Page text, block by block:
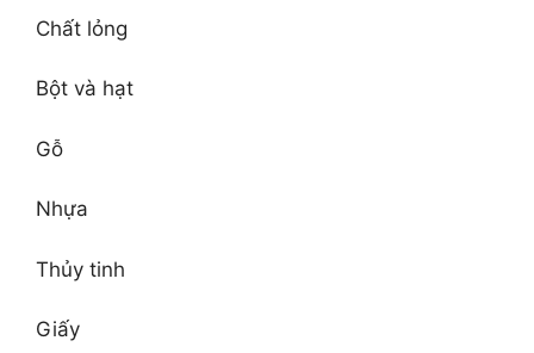
Chất lỏng
Bột và hạt
Gỗ
Nhựa
Thủy tinh
Giấy